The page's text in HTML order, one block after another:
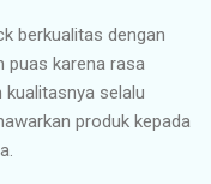
berkualitas dengan
puas karena rasa
kualitasnya selalu
produk kepada